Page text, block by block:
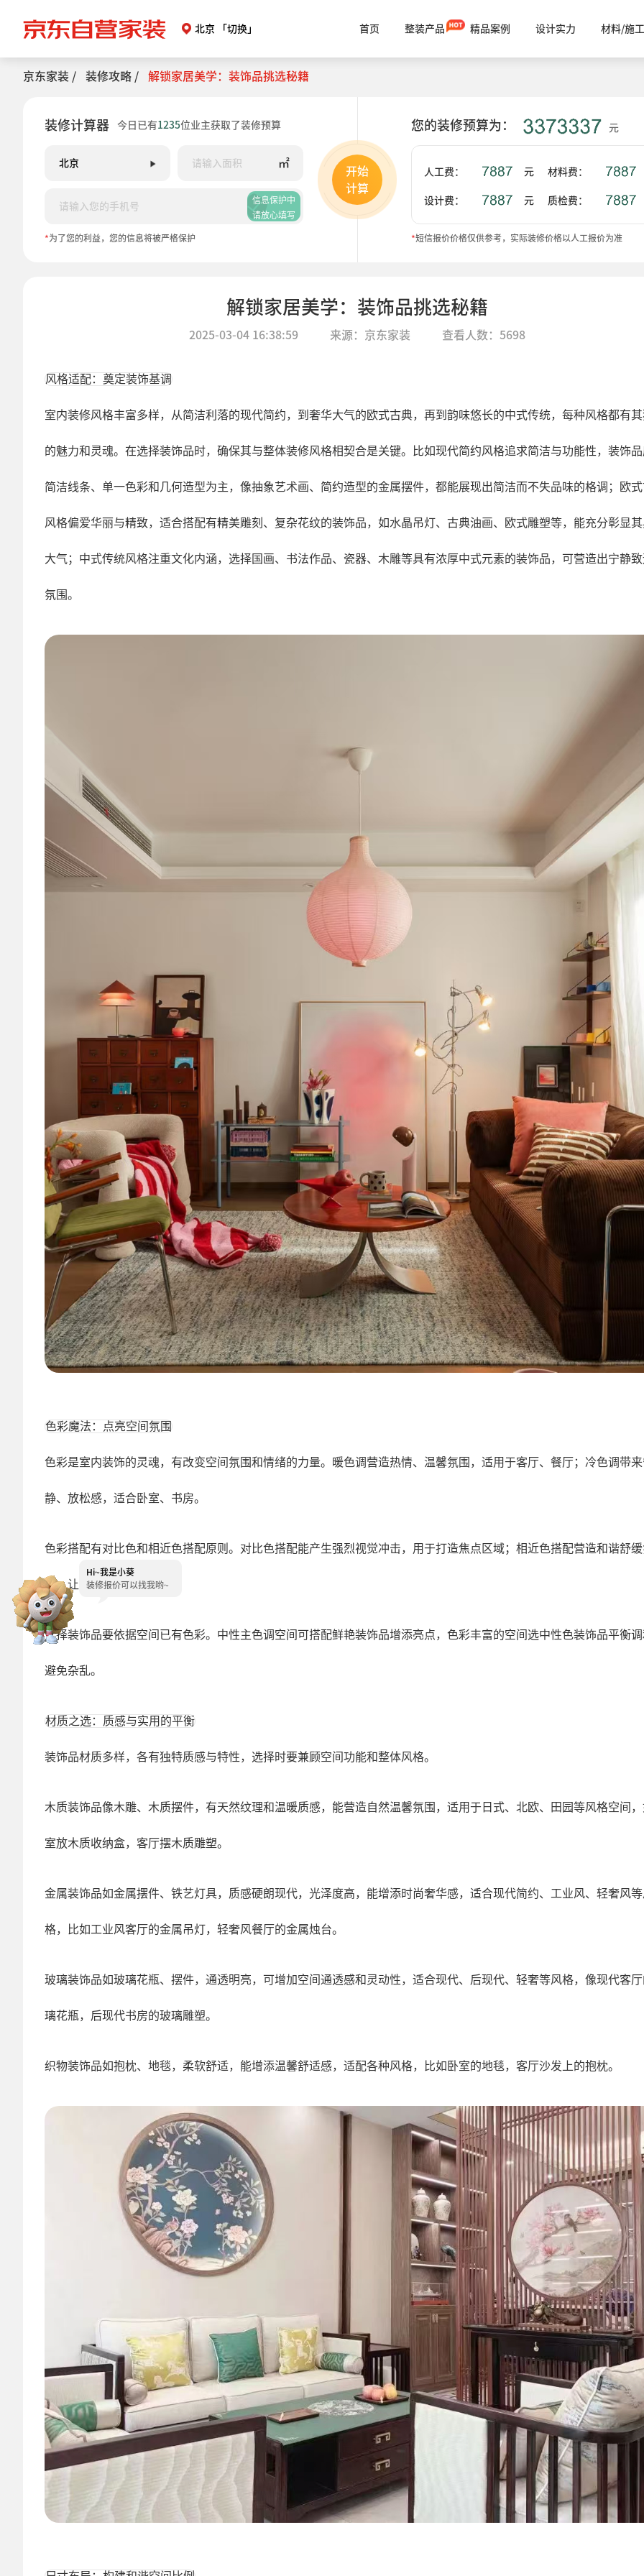
北京 「切换」 首页 整装产品 精品案例 设计实力 材料/施工
京东家装 / 装修攻略 / 解锁家居美学：装饰品挑选秘籍
装修计算器 今日已有1235位业主获取了装修预算
㎡
信息保护中
请放心填写
*为了您的利益，您的信息将被严格保护
开始
计算
您的装修预算为： 元
人工费： 元 材料费：
设计费： 元 质检费：
*短信报价价格仅供参考，实际装修价格以人工报价为准
解锁家居美学：装饰品挑选秘籍
2025-03-04 16:38:59 来源：京东家装 查看人数：5698
风格适配：奠定装饰基调
室内装修风格丰富多样，从简洁利落的现代简约，到奢华大气的欧式古典，再到韵味悠长的中式传统，每种风格都有
的魅力和灵魂。在选择装饰品时，确保其与整体装修风格相契合是关键。比如现代简约风格追求简洁与功能性，装饰
简洁线条、单一色彩和几何造型为主，像抽象艺术画、简约造型的金属摆件，都能展现出简洁而不失品味的格调；欧
风格偏爱华丽与精致，适合搭配有精美雕刻、复杂花纹的装饰品，如水晶吊灯、古典油画、欧式雕塑等，能充分彰显
大气；中式传统风格注重文化内涵，选择国画、书法作品、瓷器、木雕等具有浓厚中式元素的装饰品，可营造出宁静
氛围。
色彩魔法：点亮空间氛围
色彩是室内装饰的灵魂，有改变空间氛围和情绪的力量。暖色调营造热情、温馨氛围，适用于客厅、餐厅；冷色调带
静、放松感，适合卧室、书房。
色彩搭配有对比色和相近色搭配原则。对比色搭配能产生强烈视觉冲击，用于打造焦点区域；相近色搭配营造和谐舒
围，让空间更统一舒适。
选择装饰品要依据空间已有色彩。中性主色调空间可搭配鲜艳装饰品增添亮点，色彩丰富的空间选中性色装饰品平衡
避免杂乱。
材质之选：质感与实用的平衡
装饰品材质多样，各有独特质感与特性，选择时要兼顾空间功能和整体风格。
木质装饰品像木雕、木质摆件，有天然纹理和温暖质感，能营造自然温馨氛围，适用于日式、北欧、田园等风格空间
室放木质收纳盒，客厅摆木质雕塑。
金属装饰品如金属摆件、铁艺灯具，质感硬朗现代，光泽度高，能增添时尚奢华感，适合现代简约、工业风、轻奢风
格，比如工业风客厅的金属吊灯，轻奢风餐厅的金属烛台。
玻璃装饰品如玻璃花瓶、摆件，通透明亮，可增加空间通透感和灵动性，适合现代、后现代、轻奢等风格，像现代客
璃花瓶，后现代书房的玻璃雕塑。
织物装饰品如抱枕、地毯，柔软舒适，能增添温馨舒适感，适配各种风格，比如卧室的地毯，客厅沙发上的抱枕。
Hi~我是小葵
装修报价可以找我哟~